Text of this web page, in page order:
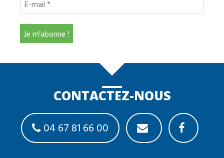
CONTACTEZ-NOUS
04 67 81 66 00